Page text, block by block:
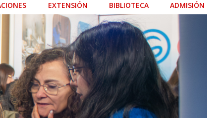
Economía y Negocios
Gobierno
Odontología
Estudios Internacionales
Bachillerato
EXTENSIÓN BIBLIOTECA ADMISIÓN